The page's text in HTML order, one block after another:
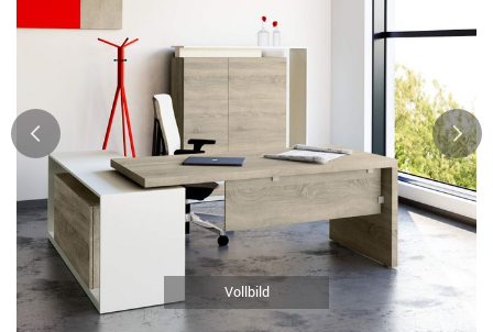
Vollbild